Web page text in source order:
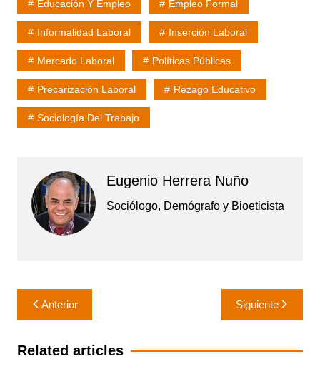
Educación Y Empleo Empleo Formal
Informalidad Laboral Inserción Laboral
Mercado Laboral Políticas Públicas
Precarización Laboral Rezago Educativo
Sociología Del Trabajo
Eugenio Herrera Nuño
Sociólogo, Demógrafo y Bioeticista
Navegación
de
entradas
Anterior Siguiente
Related articles